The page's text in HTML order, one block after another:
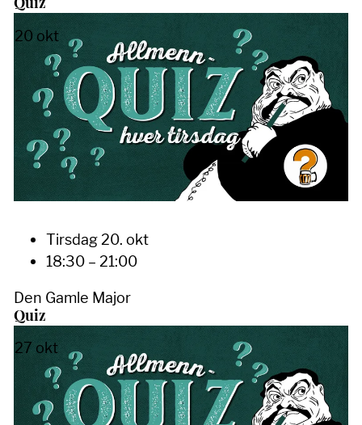
Quiz
20 okt
Tirsdag 20. okt
18:30 – 21:00
Den Gamle Major
Quiz
27 okt